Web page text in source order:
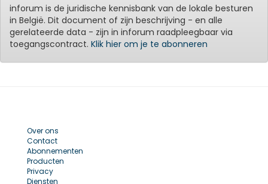
inforum is de juridische kennisbank van de lokale besturen
in België. Dit document of zijn beschrijving - en alle
gerelateerde data - zijn in inforum raadpleegbaar via
toegangscontract. Klik hier om je te abonneren
Over ons
Contact
Abonnementen
Producten
Privacy
Diensten